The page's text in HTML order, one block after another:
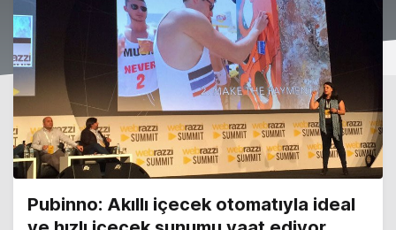
Pubinno: Akıllı içecek otomatıyla ideal